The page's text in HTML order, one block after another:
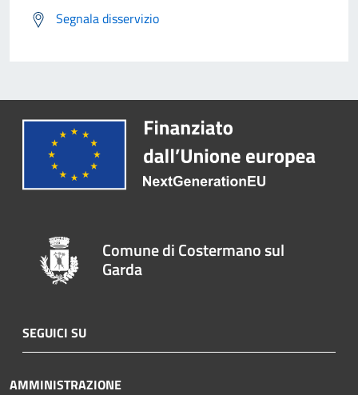
Segnala disservizio
Comune di Costermano sul
Garda
SEGUICI SU
AMMINISTRAZIONE